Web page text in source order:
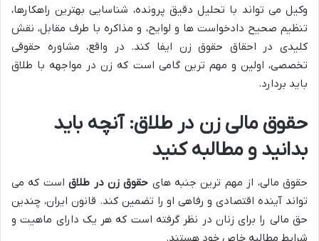
وکیل می تواند با تحلیل دقیق پرونده، شناسایی بهترین راهکارها،
تنظیم صحیح دادخواست ها و لوایح، و مذاکره با طرف مقابل، نقش
کلیدی در احقاق حقوق زن ایفا کند. در واقع، مشاوره حقوقی
تخصصی، اولین و مهم ترین گامی است که زن در مواجهه با طلاق
باید بردارد.
حقوق مالی زن در طلاق: آنچه باید
بدانید و مطالبه کنید
حقوق مالی، از مهم ترین جنبه های حقوق زن در طلاقاست که می
تواند آینده اقتصادی و رفاهی او را تضمین کند. قانون ایران، چندین
حق مالی را برای زنان در نظر گرفته است که هر یک دارای ماهیت و
شرایط مطالبه خاص خود هستند.